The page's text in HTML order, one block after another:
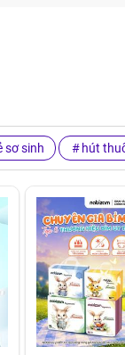
sơ sinh hút